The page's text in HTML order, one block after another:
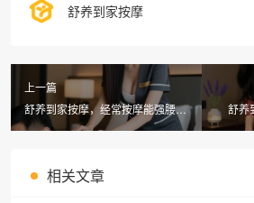
舒养到家按摩
上一篇
舒养到家按摩，经常按摩能强腰护
肾？深圳同城上门养生SPA亲测有
舒养
相关文章